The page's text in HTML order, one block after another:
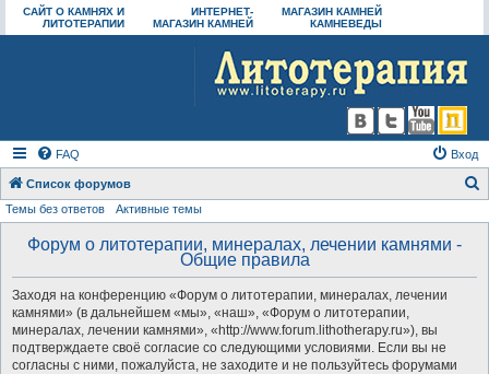
САЙТ О КАМНЯХ И
ЛИТОТЕРАПИИ
ИНТЕРНЕТ-
МАГАЗИН КАМНЕЙ
МАГАЗИН КАМНЕЙ
КАМНЕВЕДЫ
FAQ Вход
Список форумов
Темы без ответов Активные темы
Форум о литотерапии, минералах, лечении камнями -
Общие правила
Заходя на конференцию «Форум о литотерапии, минералах, лечении
камнями» (в дальнейшем «мы», «наш», «Форум о литотерапии,
минералах, лечении камнями», «http://www.forum.lithotherapy.ru»), вы
подтверждаете своё согласие со следующими условиями. Если вы не
согласны с ними, пожалуйста, не заходите и не пользуйтесь форумами